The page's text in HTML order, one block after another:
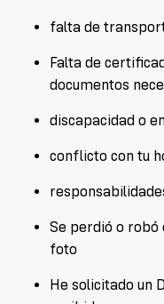
falta de
Falta de
documentos
discapacidad o
conflicto con tu
Se perdió o robó
foto
He solicitado un